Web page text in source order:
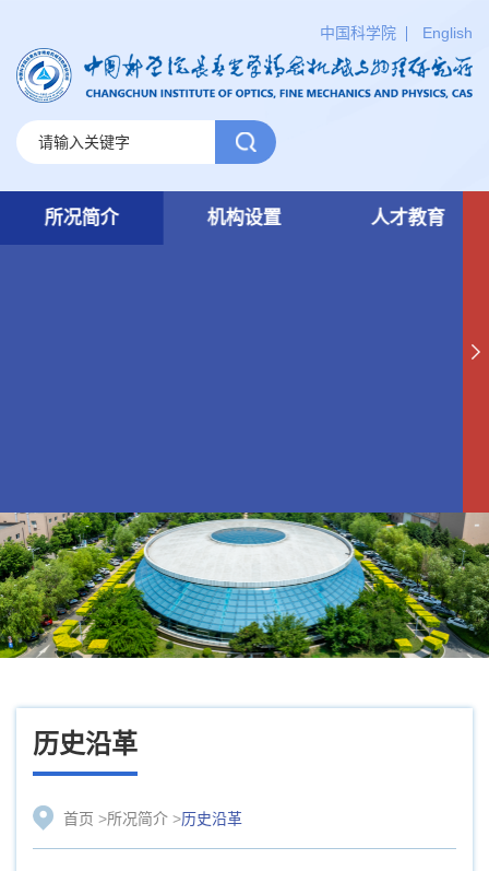
中国科学院 English
所况简介 机构设置 人才教育
历史沿革
首页 >所况简介 >历史沿革